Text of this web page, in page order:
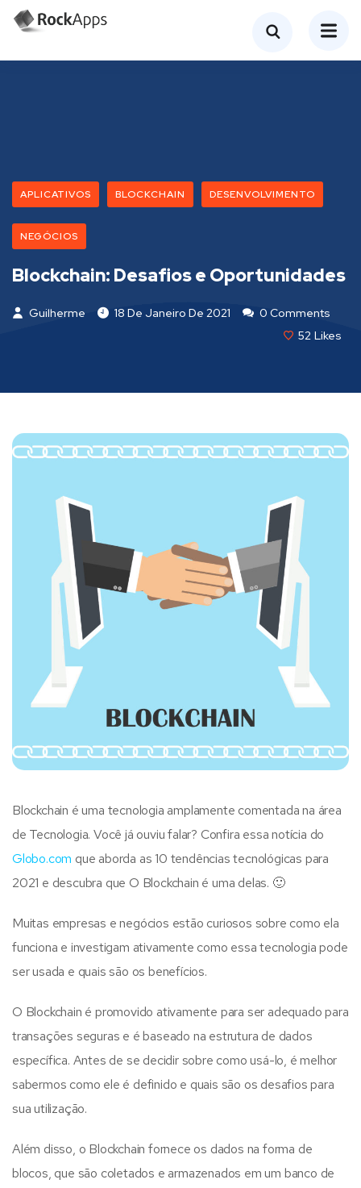
APLICATIVOS BLOCKCHAIN DESENVOLVIMENTO
NEGÓCIOS
Blockchain: Desafios e Oportunidades
Guilherme 18 De Janeiro De 2021
0 Comments
52 Likes
Blockchain é uma tecnologia amplamente comentada na área
de Tecnologia. Você já ouviu falar? Confira essa notícia do
Globo.com que aborda as 10 tendências tecnológicas para
2021 e descubra que O Blockchain é uma delas. 🙂
Muitas empresas e negócios estão curiosos sobre como ela
funciona e investigam ativamente como essa tecnologia pode
ser usada e quais são os benefícios.
O Blockchain é promovido ativamente para ser adequado para
transações seguras e é baseado na estrutura de dados
específica. Antes de se decidir sobre como usá-lo, é melhor
sabermos como ele é definido e quais são os desafios para
sua utilização.
Além disso, o Blockchain fornece os dados na forma de
blocos, que são coletados e armazenados em um banco de